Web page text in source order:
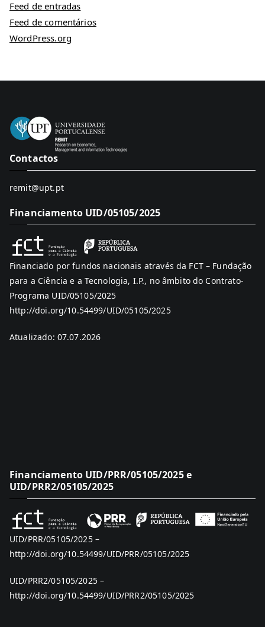
Feed de entradas
Feed de comentários
WordPress.org
Contactos
remit@upt.pt
Financiamento UID/05105/2025
Financiado por fundos nacionais através da FCT – Fundação
para a Ciência e a Tecnologia, I.P., no âmbito do Contrato-
Programa UID/05105/2025
http://doi.org/10.54499/UID/05105/2025
Atualizado: 07.07.2026
Financiamento UID/PRR/05105/2025 e
UID/PRR2/05105/2025
UID/PRR/05105/2025 –
http://doi.org/10.54499/UID/PRR/05105/2025
UID/PRR2/05105/2025 –
http://doi.org/10.54499/UID/PRR2/05105/2025